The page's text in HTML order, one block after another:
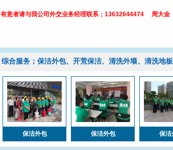
有意者请与我公司外交业务经理联系；13632644474 周大金
综合服务；保洁外包、开荒保洁、清洗外墙、清洗地